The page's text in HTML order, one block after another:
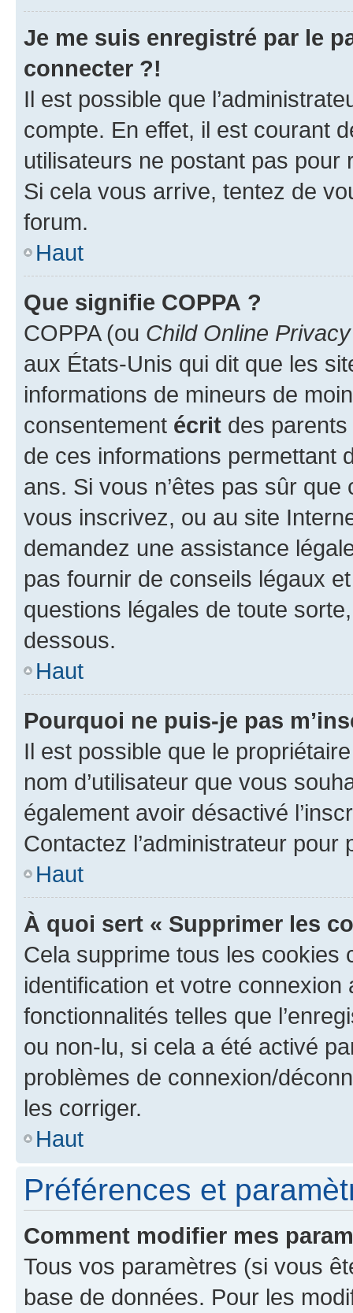
Je me suis enregistré par le
connecter ?!
Il est possible que
compte. En effet, il est courant
utilisateurs ne postant pas pour
Si cela vous arrive, tentez de
forum.
Haut
Que signifie COPPA ?
COPPA (ou Child Online
aux États-Unis qui dit que les
informations de mineurs de
consentement écrit des parents
de ces informations permettant
ans. Si vous n’êtes pas sûr
vous inscrivez, ou au site
demandez une assistance
pas fournir de conseils légaux
questions légales de toute
dessous.
Haut
Pourquoi ne puis-je pas
Il est possible que le
nom d’utilisateur que vous
également avoir désactivé
Contactez l’administrateur
Haut
À quoi sert « Supprimer les
Cela supprime tous les cookies
identification et votre
fonctionnalités telles que
ou non-lu, si cela a été activé
problèmes de connexion/
les corriger.
Haut
Préférences et
Comment modifier mes
Tous vos paramètres (si vous
base de données. Pour les